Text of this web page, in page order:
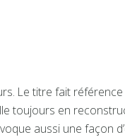
Le titre fait
toujours en
aussi une façon